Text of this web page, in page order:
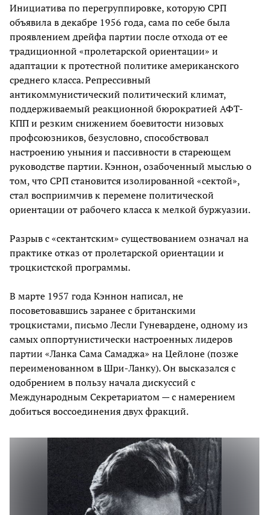
Инициатива по перегруппировке, которую СРП
объявила в декабре 1956 года, сама по себе была
проявлением дрейфа партии после отхода от ее
традиционной «пролетарской ориентации» и
адаптации к протестной политике американского
среднего класса. Репрессивный
антикоммунистический политический климат,
поддерживаемый реакционной бюрократией АФТ-
КПП и резким снижением боевитости низовых
профсоюзников, безусловно, способствовал
настроению уныния и пассивности в стареющем
руководстве партии. Кэннон, озабоченный мыслью о
том, что СРП становится изолированной «сектой»,
стал восприимчив к перемене политической
ориентации от рабочего класса к мелкой буржуазии.
Разрыв с «сектантским» существованием означал на
практике отказ от пролетарской ориентации и
троцкистской программы.
В марте 1957 года Кэннон написал, не
посоветовавшись заранее с британскими
троцкистами, письмо Лесли Гуневардене, одному из
самых оппортунистически настроенных лидеров
партии «Ланка Сама Самаджа» на Цейлоне (позже
переименованном в Шри-Ланку). Он высказался с
одобрением в пользу начала дискуссий с
Международным Секретариатом — с намерением
добиться воссоединения двух фракций.